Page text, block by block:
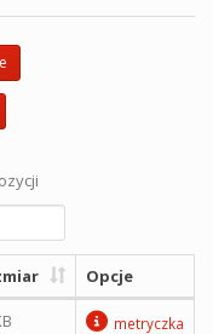
Opcje
metryczka